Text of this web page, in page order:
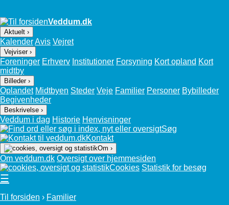
Veddum.dk
Aktuelt ›
KalenderAvis Vejret
Vejviser ›
Foreninger Erhverv Institutioner Forsyning Kort opland Kort
midtby
Billeder ›
Oplandet Midtbyen Steder Veje Familier Personer Bybilleder
Begivenheder
Beskrivelse ›
Veddum i dag Historie Henvisninger
Søg
Kontakt
Om ›
Om veddum.dk Oversigt over hjemmesiden
Cookies Statistik for besøg
☰
Til forsiden › Familier